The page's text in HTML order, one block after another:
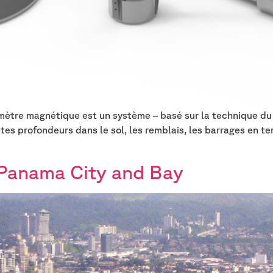
magnétique est un système – basé sur la technique
profondeurs dans le sol, les remblais, les barrages en
City and Bay